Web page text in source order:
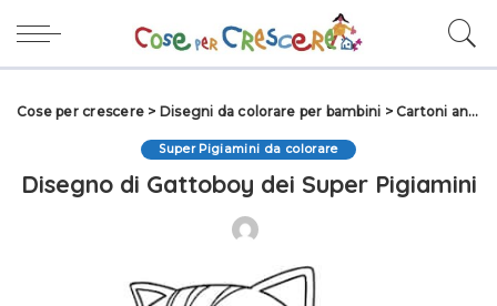
Cose per crescere > Disegni da colorare per bambini >Cartoni animati da colorare
Super Pigiamini da colorare
Disegno di Gattoboy dei Super Pigiamini